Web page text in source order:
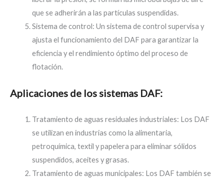
que se adherirán a las partículas suspendidas.
Sistema de control: Un sistema de control supervisa y
ajusta el funcionamiento del DAF para garantizar la
eficiencia y el rendimiento óptimo del proceso de
flotación.
Aplicaciones de los sistemas DAF:
Tratamiento de aguas residuales industriales: Los DAF
se utilizan en industrias como la alimentaria,
petroquímica, textil y papelera para eliminar sólidos
suspendidos, aceites y grasas.
Tratamiento de aguas municipales: Los DAF también se